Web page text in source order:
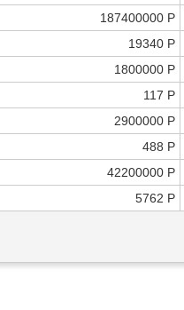
187400000 P
19340 P
1800000 P
117 P
2900000 P
488 P
42200000 P
5762 P